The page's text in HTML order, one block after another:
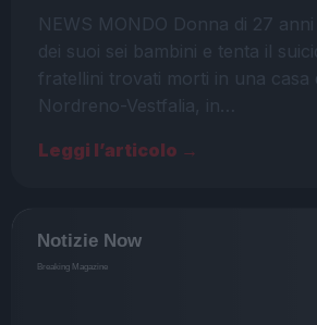
NEWS MONDO Donna di 27
dei suoi sei bambini e tenta il
fratellini trovati morti in una casa
Nordreno-Vestfalia, in…
Leggi l’articolo →